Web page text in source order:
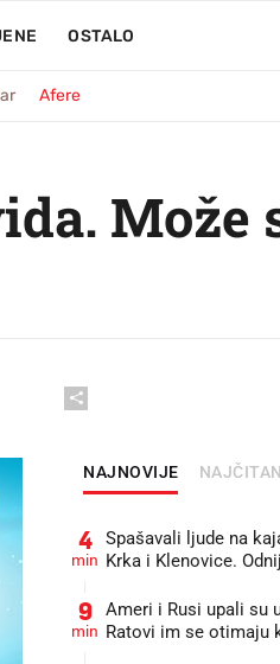
OSTALO
Afere
Može
NAJNOVIJE
4
min
Spašavali ljude na
Krka i Klenovice.
9
min
Ameri i Rusi upali su
Ratovi im se otimaju